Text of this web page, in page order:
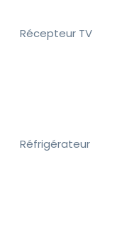
Récepteur TV
Réfrigérateur